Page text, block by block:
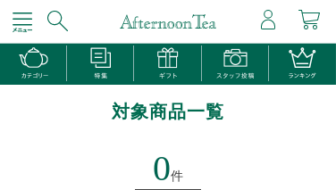
対象商品一覧
0件